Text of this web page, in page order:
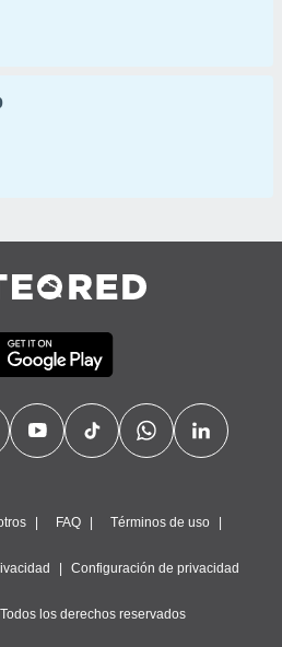
FAQ Términos de uso
Configuración de privacidad
los derechos reservados